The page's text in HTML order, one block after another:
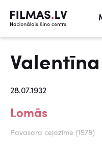
28.07.1932
Lomās
Pavasara ceļazīme (1978)